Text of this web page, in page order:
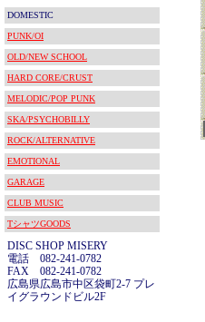
DOMESTIC
PUNK/OI
OLD/NEW SCHOOL
HARD CORE/CRUST
MELODIC/POP PUNK
SKA/PSYCHOBILLY
ROCK/ALTERNATIVE
EMOTIONAL
GARAGE
CLUB MUSIC
TシャツGOODS
DISC SHOP MISERY
電話 082-241-0782
FAX 082-241-0782
広島県広島市中区袋町2-7 プレ
イグラウンドビル2F